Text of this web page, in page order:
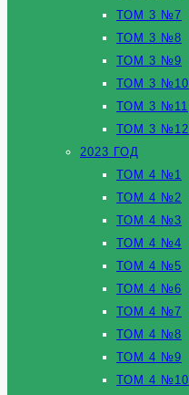
ТОМ 3 №7
ТОМ 3 №8
ТОМ 3 №9
ТОМ 3 №10
ТОМ 3 №11
ТОМ 3 №12
2023 ГОД
ТОМ 4 №1
ТОМ 4 №2
ТОМ 4 №3
ТОМ 4 №4
ТОМ 4 №5
ТОМ 4 №6
ТОМ 4 №7
ТОМ 4 №8
ТОМ 4 №9
ТОМ 4 №10